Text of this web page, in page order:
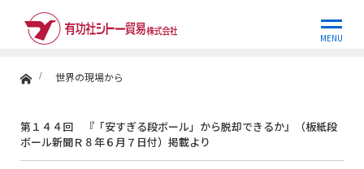
MENU
世界の現場から
ホーム世界の現場から
第１４４回 『「安すぎる段ボール」から脱却できるか』（板紙段
ボール新聞Ｒ８年６月７日付）掲載より